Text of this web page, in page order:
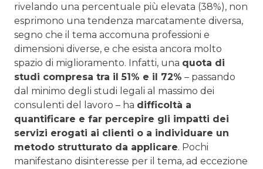
rivelando una percentuale più elevata (38%), non
esprimono una tendenza marcatamente diversa,
segno che il tema accomuna professioni e
dimensioni diverse, e che esista ancora molto
spazio di miglioramento. Infatti, una quota di
studi compresa tra il 51% e il 72% – passando
dal minimo degli studi legali al massimo dei
consulenti del lavoro – ha difficoltà a
quantificare e far percepire gli impatti dei
servizi erogati ai clienti o a individuare un
metodo strutturato da applicare. Pochi
manifestano disinteresse per il tema, ad eccezione